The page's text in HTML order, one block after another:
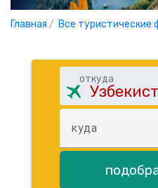
Табло
О
Главная / Все туристические
откуда
куда